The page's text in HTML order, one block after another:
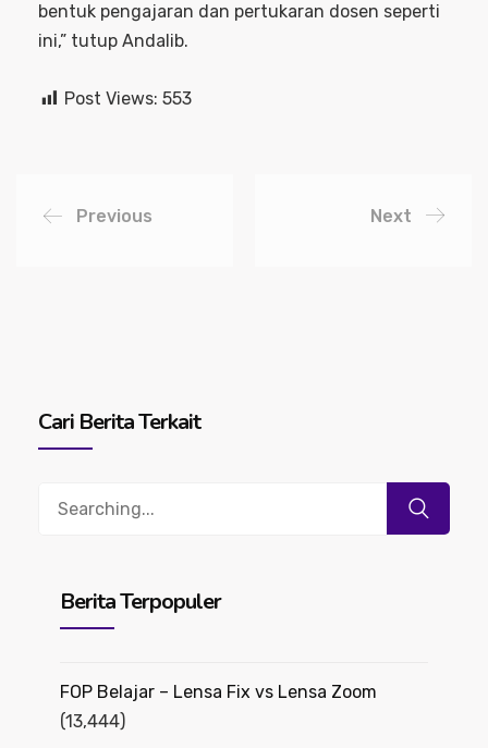
bentuk pengajaran dan pertukaran dosen seperti
ini,” tutup Andalib.
Post Views: 553
Previous Next
Cari Berita Terkait
Search
Berita Terpopuler
FOP Belajar – Lensa Fix vs Lensa Zoom
(13,444)